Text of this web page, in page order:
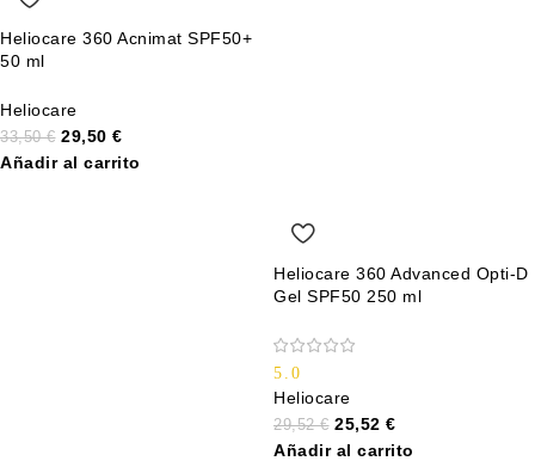
Heliocare 360 Acnimat SPF50+
50 ml
Heliocare
33,50€ 29,50 €
Añadir al carrito
Heliocare 360 Advanced Opti-D
Gel SPF50 250 ml
5.0
Heliocare
29,52€ 25,52 €
Añadir al carrito